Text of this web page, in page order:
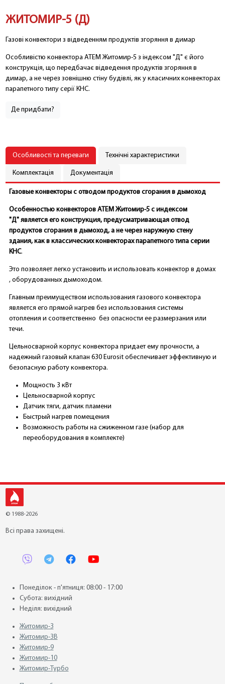
ЖИТОМИР-5 (Д)
Газові конвектори з відведенням продуктів згоряння в димар
Особливістю конвектора АТЕМ Житомир-5 з індексом "Д" є його
конструкція, що передбачає відведення продуктів згоряння в
димар, а не через зовнішню стіну будівлі, як у класичних конвекторах
парапетного типу серії КНС.
Де придбати?
Особливості та переваги Технічні характеристики
Комплектація Документація
Газовые конвекторы с отводом продуктов сгорания в дымоход
Особенностью конвекторов АТЕМ Житомир-5 с индексом
"Д" является его конструкция, предусматривающая отвод
продуктов сгорания в дымоход, а не через наружную стену
здания, как в классических конвекторах парапетного типа серии
КНС.
Это позволяет легко установить и использовать конвектор в домах
, оборудованных дымоходом.
Главным преимуществом использования газового конвектора
является его прямой нагрев без использования системы
отопления и соответственно без опасности ее размерзания или
течи.
Цельносварной корпус конвектора придает ему прочности, а
надежный газовый клапан 630 Eurosit обеспечивает эффективную и
безопасную работу конвектора.
Мощность 3 кВт
Цельносварной корпус
Датчик тяги, датчик пламени
Быстрый нагрев помещения
Возможность работы на сжиженном газе (набор для
переоборудования в комплекте)
© 1988-2026
Всі права захищені.
Понеділок - п'ятниця: 08:00 - 17:00
Субота: вихідний
Неділя: вихідний
Житомир-3
Житомир-3В
Житомир-9
Житомир-10
Житомир-Турбо